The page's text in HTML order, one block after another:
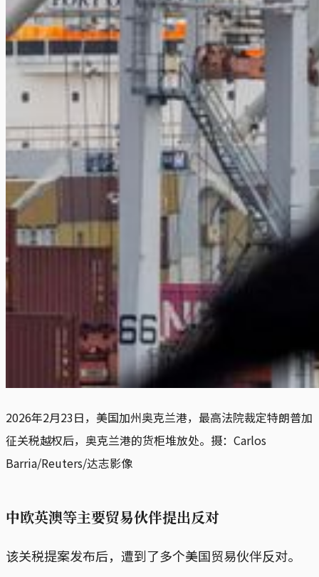
2026年2月23日，美国加州奥克兰港，最高法院裁定特朗普加
征关税越权后，奥克兰港的货柜堆放处。摄：Carlos
Barria/Reuters/达志影像
中欧英澳等主要贸易伙伴提出反对
该关税提案发布后，遭到了多个美国贸易伙伴反对。